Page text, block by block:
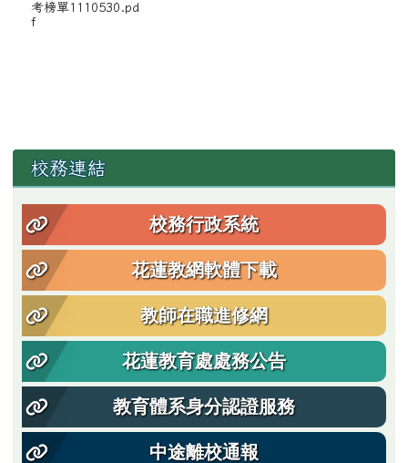
考榜單1110530.pd
f
左邊區域內容
校務連結
校務行政系統
花蓮教網軟體下載
教師在職進修網
花蓮教育處處務公告
教育體系身分認證服務
中途離校通報